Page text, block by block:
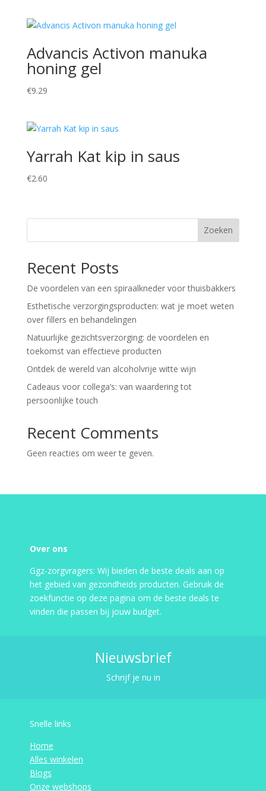
Advancis Activon manuka
honing gel
€9.29
Yarrah Kat kip in saus
€2.60
Zoeken
Recent Posts
De voordelen van een spiraalkneder voor thuisbakkers
Esthetische verzorgingsproducten: wat je moet weten
over fillers en behandelingen
Natuurlijke gezichtsverzorging: de voordelen en
toekomst van effectieve producten
Ontdek de wereld van alcoholvrije witte wijn
Cadeaus voor collega’s: van waardering tot
persoonlijke touch
Recent Comments
Geen reacties om weer te geven.
Over ons
Ggz-zorgvragers: Wij bieden de beste deals aan op
het gebied van gezondheids producten. Gebruik de
zoekfunctie op deze pagina om de beste deals te
vinden die passen bij jouw budget.
Nieuwsbrief
Schrijf je nu in
Snelle links
Home
Alles winkelen
Blogs
Onze webshops